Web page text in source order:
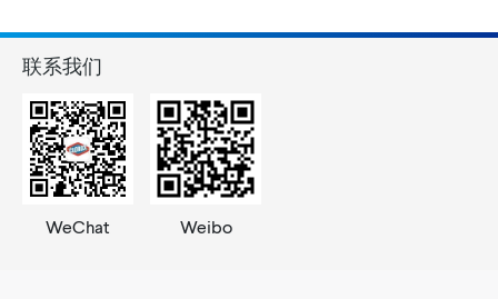
联系我们
WeChat Weibo